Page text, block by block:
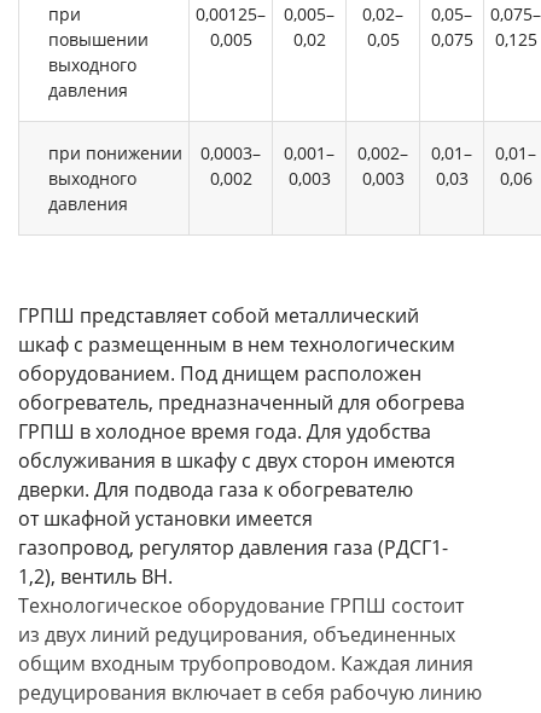
при
повышении
выходного
давления
0,00125–
0,005
0,005–
0,02
0,02–
0,05
0,05–
0,075
0,075–
0,125
при понижении
выходного
давления
0,0003–
0,002
0,001–
0,003
0,002–
0,003
0,01–
0,03
0,01–
0,06
ГРПШ представляет собой металлический
шкаф с размещенным в нем технологическим
оборудованием. Под днищем расположен
обогреватель, предназначенный для обогрева
ГРПШ в холодное время года. Для удобства
обслуживания в шкафу с двух сторон имеются
дверки. Для подвода газа к обогревателю
от шкафной установки имеется
газопровод, регулятор давления газа (РДСГ1-
1,2), вентиль ВН.
Технологическое оборудование ГРПШ состоит
из двух линий редуцирования, объединенных
общим входным трубопроводом. Каждая линия
редуцирования включает в себя рабочую линию